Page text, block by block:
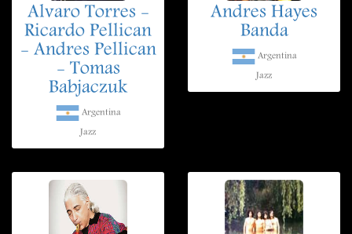
Alvaro Torres -
Ricardo Pellican
- Andres Pellican
- Tomas
Babjaczuk
Argentina
Jazz
Andres Hayes
Banda
Argentina
Jazz